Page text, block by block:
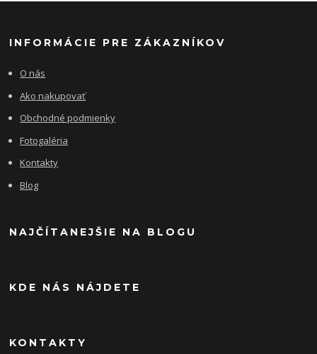
INFORMÁCIE PRE ZÁKAZNÍKOV
O nás
Ako nakupovať
Obchodné podmienky
Fotogaléria
Kontakty
Blog
NAJČÍTANEJŠIE NA BLOGU
KDE NÁS NÁJDETE
KONTAKTY